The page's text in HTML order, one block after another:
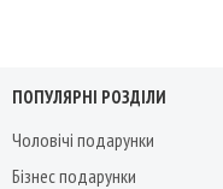
ПОПУЛЯРНІ РОЗДІЛИ
Чоловічі подарунки
Бізнес подарунки